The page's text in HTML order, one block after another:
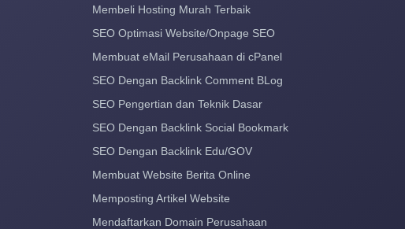
Membeli Hosting Murah Terbaik
SEO Optimasi Website/Onpage SEO
Membuat eMail Perusahaan di cPanel
SEO Dengan Backlink Comment BLog
SEO Pengertian dan Teknik Dasar
SEO Dengan Backlink Social Bookmark
SEO Dengan Backlink Edu/GOV
Membuat Website Berita Online
Memposting Artikel Website
Mendaftarkan Domain Perusahaan